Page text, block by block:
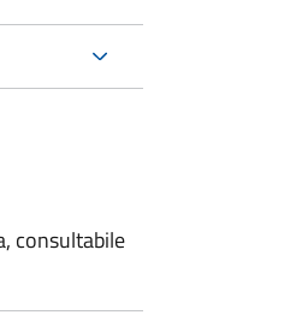
consultabile